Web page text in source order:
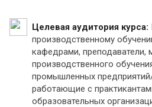
Целевая аудитория курса:
производственному
кафедрами, преподаватели,
производственного
промышленных
работающие с
образовательных